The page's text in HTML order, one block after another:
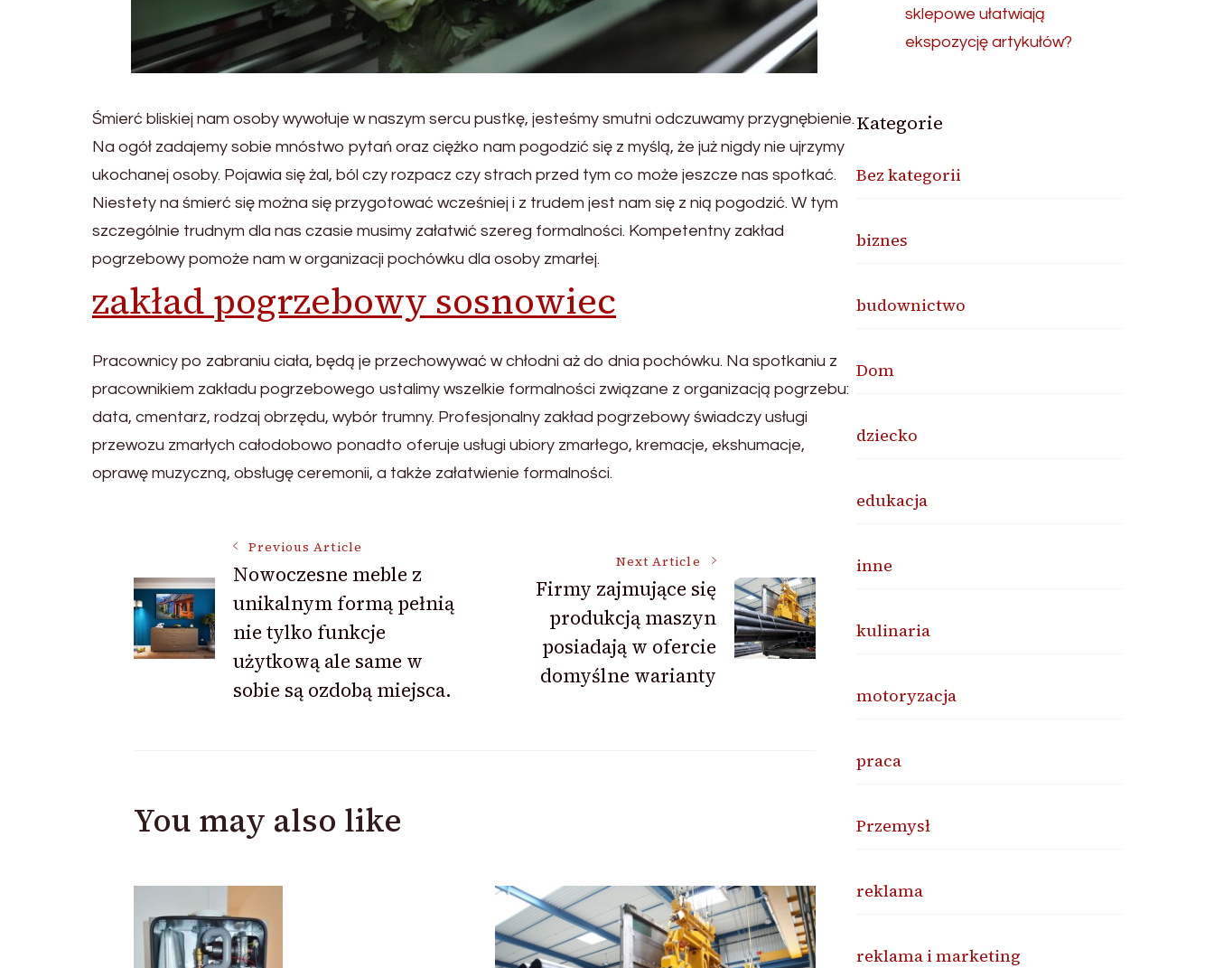
Śmierć bliskiej nam osoby wywołuje w naszym sercu pustkę, jesteśmy smutni odczuwamy przygnębienie.
Na ogół zadajemy sobie mnóstwo pytań oraz ciężko nam pogodzić się z myślą, że już nigdy nie ujrzymy
ukochanej osoby. Pojawia się żal, ból czy rozpacz czy strach przed tym co może jeszcze nas spotkać.
Niestety na śmierć się można się przygotować wcześniej i z trudem jest nam się z nią pogodzić. W tym
szczególnie trudnym dla nas czasie musimy załatwić szereg formalności. Kompetentny zakład
pogrzebowy pomoże nam w organizacji pochówku dla osoby zmarłej.
zakład pogrzebowy sosnowiec
Pracownicy po zabraniu ciała, będą je przechowywać w chłodni aż do dnia pochówku. Na spotkaniu z
pracownikiem zakładu pogrzebowego ustalimy wszelkie formalności związane z organizacją pogrzebu:
data, cmentarz, rodzaj obrzędu, wybór trumny. Profesjonalny zakład pogrzebowy świadczy usługi
przewozu zmarłych całodobowo ponadto oferuje usługi ubiory zmarłego, kremacje, ekshumacje,
oprawę muzyczną, obsługę ceremonii, a także załatwienie formalności.
Navigation
Previous Article
Nowoczesne meble z
unikalnym formą pełnią
nie tylko funkcje
użytkową ale same w
sobie są ozdobą miejsca.
Next Article
Firmy zajmujące się
produkcją maszyn
posiadają w ofercie
domyślne warianty
You may also like
sklepowe ułatwiają
ekspozycję artykułów?
Kategorie
Bez kategorii
biznes
budownictwo
Dom
dziecko
edukacja
inne
kulinaria
motoryzacja
praca
Przemysł
reklama
reklama i marketing